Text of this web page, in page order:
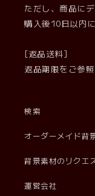
ただし、商品に
購入後10日以内
[返品送料]
返品期限をご参照
検索
オーダーメイド背
背景素材のリクエ
運営会社